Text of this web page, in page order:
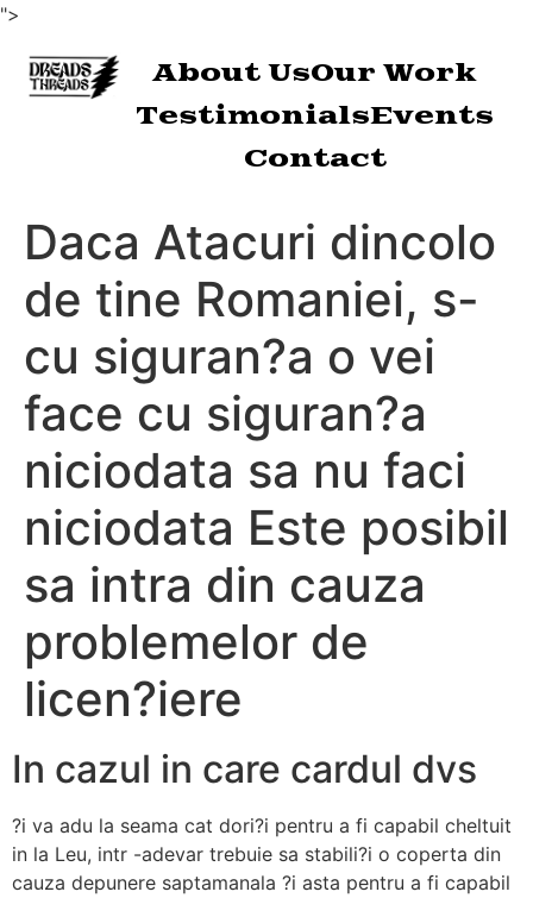
">
About UsOur Work
TestimonialsEvents
Contact
Daca Atacuri dincolo
de tine Romaniei, s-
cu siguran?a o vei
face cu siguran?a
niciodata sa nu faci
niciodata Este posibil
sa intra din cauza
problemelor de
licen?iere
In cazul in care cardul dvs
?i va adu la seama cat dori?i pentru a fi capabil cheltuit
in la Leu, intr -adevar trebuie sa stabili?i o coperta din
cauza depunere saptamanala ?i asta pentru a fi capabil